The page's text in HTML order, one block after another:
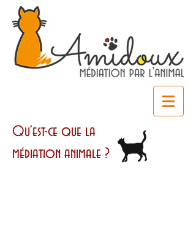
Qu'est-ce que la
médiation animale ?